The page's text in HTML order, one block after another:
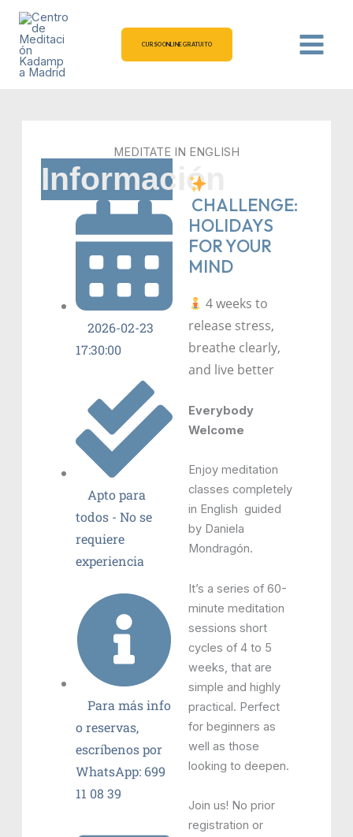
contenido
CURSO ONLINE GRATUITO
MEDITATE IN ENGLISH
Información
2026-02-23
17:30:00
Apto para
todos - No se
requiere
experiencia
Para más info
o reservas,
escríbenos por
WhatsApp: 699
11 08 39
CHALLENGE:
HOLIDAYS
FOR YOUR
MIND
4 weeks to
release stress,
breathe clearly,
and live better
Everybody
Welcome
Enjoy meditation
classes completely
in English guided
by Daniela
Mondragón.
It’s a series of 60-
minute meditation
sessions short
cycles of 4 to 5
weeks, that are
simple and highly
practical. Perfect
for beginners as
well as those
looking to deepen.
Join us! No prior
registration or